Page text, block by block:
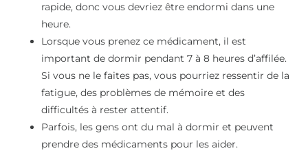
rapide, donc vous devriez être endormi dans une
heure.
Lorsque vous prenez ce médicament, il est
important de dormir pendant 7 à 8 heures d’affilée.
Si vous ne le faites pas, vous pourriez ressentir de la
fatigue, des problèmes de mémoire et des
difficultés à rester attentif.
Parfois, les gens ont du mal à dormir et peuvent
prendre des médicaments pour les aider.